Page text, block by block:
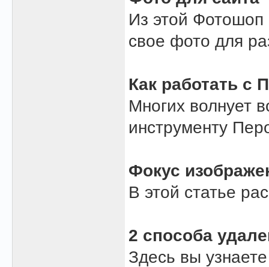
Из этой Фотошоп
свое фото для
Как работать с
Многих волнует
инструменту
Фокус
В этой статье
2 способа
Здесь вы